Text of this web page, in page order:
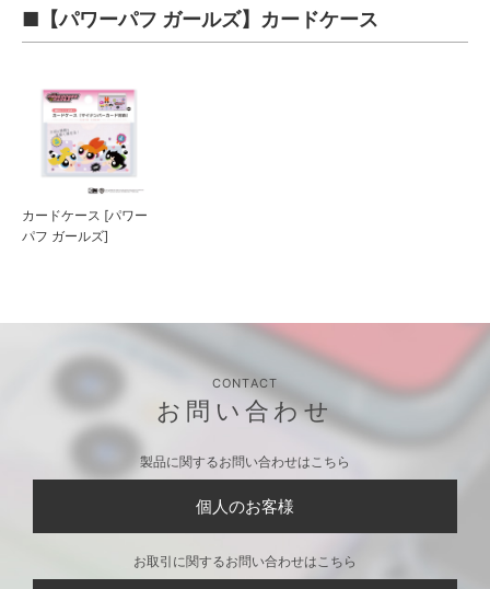
■【パワーパフ ガールズ】カードケース
カードケース [パワー
パフ ガールズ]
CONTACT
お問い合わせ
製品に関するお問い合わせはこちら
個人のお客様
お取引に関するお問い合わせはこちら